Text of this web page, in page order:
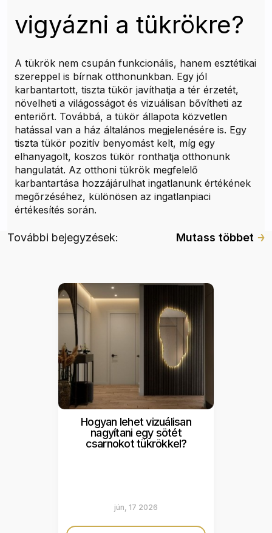
vigyázni a tükrökre?
A tükrök nem csupán funkcionális, hanem esztétikai
szereppel is bírnak otthonunkban. Egy jól
karbantartott, tiszta tükör javíthatja a tér érzetét,
növelheti a világosságot és vizuálisan bővítheti az
enteriőrt. Továbbá, a tükör állapota közvetlen
hatással van a ház általános megjelenésére is. Egy
tiszta tükör pozitív benyomást kelt, míg egy
elhanyagolt, koszos tükör ronthatja otthonunk
hangulatát. Az otthoni tükrök megfelelő
karbantartása hozzájárulhat ingatlanunk értékének
megőrzéséhez, különösen az ingatlanpiaci
értékesítés során.
További bejegyzések: Mutass többet
Hogyan lehet vizuálisan
nagyítani egy sötét
csarnokot tükrökkel?
jún, 17 2026